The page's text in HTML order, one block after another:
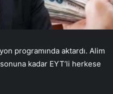
programında aktardı. Alim
kadar EYT’li herkese